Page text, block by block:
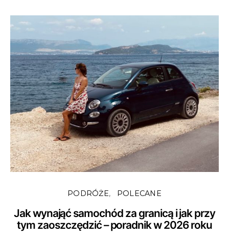
PODRÓŻE POLECANE
Jak wynająć samochód za granicą i jak przy
tym zaoszczędzić – poradnik w 2026 roku